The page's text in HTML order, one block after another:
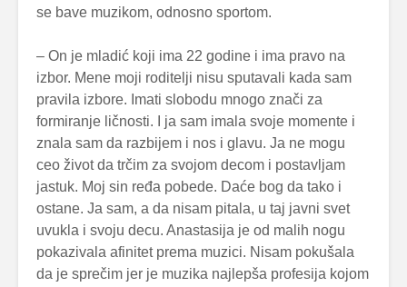
se bave muzikom, odnosno sportom.
– On je mladić koji ima 22 godine i ima pravo na
izbor. Mene moji roditelji nisu sputavali kada sam
pravila izbore. Imati slobodu mnogo znači za
formiranje ličnosti. I ja sam imala svoje momente i
znala sam da razbijem i nos i glavu. Ja ne mogu
ceo život da trčim za svojom decom i postavljam
jastuk. Moj sin ređa pobede. Daće bog da tako i
ostane. Ja sam, a da nisam pitala, u taj javni svet
uvukla i svoju decu. Anastasija je od malih nogu
pokazivala afinitet prema muzici. Nisam pokušala
da je sprečim jer je muzika najlepša profesija kojom